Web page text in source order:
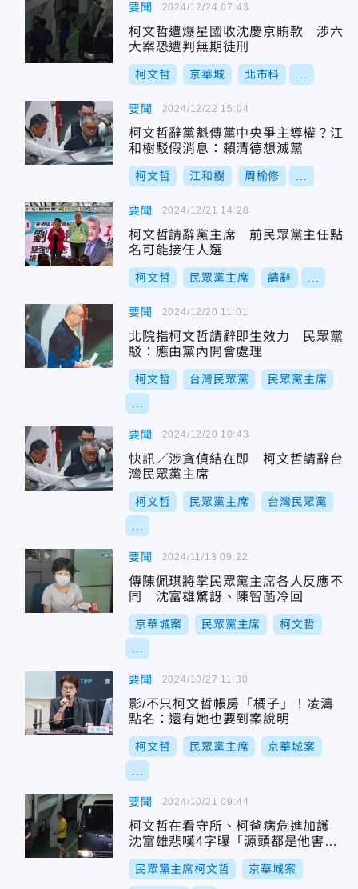
要聞
柯文哲遭爆星國收沈慶京賄款 涉六
大案恐遭判無期徒刑
柯文哲 京華城 北市科
2024/12/24 07:43
要聞
柯文哲辭黨魁傳黨中央爭主導權？江
和樹駁假消息：賴清德想滅黨
柯文哲 江和樹 周榆修
2024/12/22 15:04
要聞
柯文哲請辭黨主席 前民眾黨主任點
名可能接任人選
柯文哲 民眾黨主席 請辭
2024/12/21 14:28
要聞
北院指柯文哲請辭即生效力 民眾黨
駁：應由黨內開會處理
柯文哲 台灣民眾黨 民眾黨主席
2024/12/20 11:01
要聞
快訊／涉貪偵結在即 柯文哲請辭台
灣民眾黨主席
柯文哲 民眾黨主席 台灣民眾黨
2024/12/20 10:43
要聞
傳陳佩琪將掌民眾黨主席各人反應不
同 沈富雄驚訝、陳智菡冷回
京華城案 民眾黨主席 柯文哲
2024/11/13 09:22
要聞
影/不只柯文哲帳房「橘子」！凌濤
點名：還有她也要到案說明
柯文哲 民眾黨主席 京華城案
2024/10/27 11:30
要聞
柯文哲在看守所、柯爸病危進加護
沈富雄悲嘆4字曝「源頭都是他害
的」
民眾黨主席柯文哲 京華城案
2024/10/21 09:44